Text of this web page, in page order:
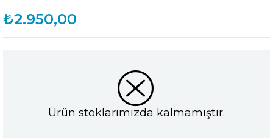
₺2.950,00
Ürün stoklarımızda kalmamıştır.